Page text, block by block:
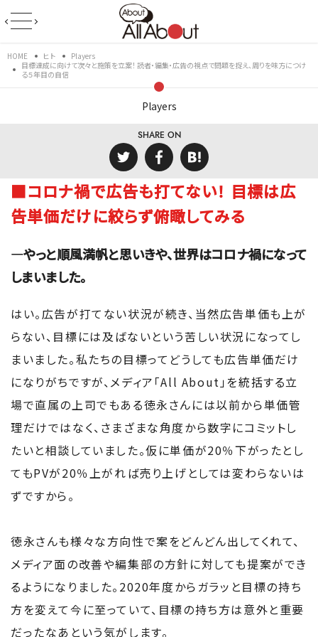
HOME ヒト
Players
目標達成に向けて次々と施策を立案！ 読者・編集・広告の視点で問題を捉え、周りを味方につけ
る５年目の自信
Players
SHARE ON
■コロナ禍で広告も打てない！ 目標は広
告単価だけに絞らず俯瞰してみる
―やっと順風満帆と思いきや、世界はコロナ禍になって
しまいました。
はい。広告が打てない状況が続き、当然広告単価も上が
らない、目標には及ばないという苦しい状況になってし
まいました。私たちの目標ってどうしても広告単価だけ
になりがちですが、メディア「All About」を統括する立
場で直属の上司でもある徳永さんには以前から単価管
理だけではなく、さまざまな角度から数字にコミットし
たいと相談していました。仮に単価が20％下がったとし
てもPVが20％上がれば売り上げとしては変わらないは
ずですから。
徳永さんも様々な方向性で案をどんどん出してくれて、
メディア面の改善や編集部の方針に対しても提案ができ
るようになりました。2020年度からガラッと目標の持ち
方を変えて今に至っていて、目標の持ち方は意外と重要
だったなあという気がします。